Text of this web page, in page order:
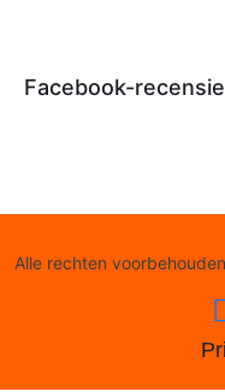
Facebook-
Alle rechten